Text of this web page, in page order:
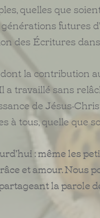
quelles que
futures
des Écritures
la contribution
travaillé sans
de Jésus-
à tous, quelle que
: même les
et amour. Nous
la parole